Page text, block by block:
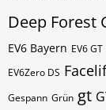
Deep Forest
EV6 Bayern EV6 GT
EV6Zero DS
Gespann Grün gt